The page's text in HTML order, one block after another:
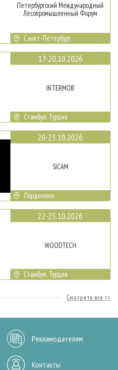
Петербургский Международный
Лесопромышленный Форум
Санкт-Петербург
17-20.10.2026
INTERMOB
Стамбул, Турция
20-23.10.2026
SICAM
Порденоне
22-25.10.2026
WOODTECH
Стамбул, Турция
Смотреть все
Рекламодателям
Контакты